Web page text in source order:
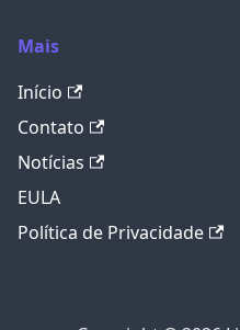
Mais
Início
Contato
Notícias
EULA
Política de Privacidade